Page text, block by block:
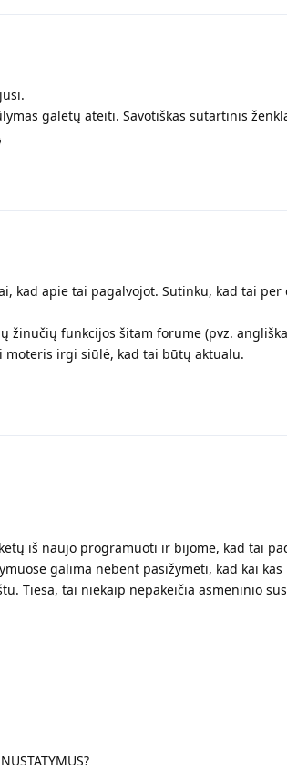
galėtų ateiti. Savotiškas sutartinis
kad apie tai pagalvojot. Sutinku, kad tai
žinučių funkcijos šitam forume (pvz.
moteris irgi siūlė, kad tai būtų aktualu.
iš naujo programuoti ir bijome, kad tai
galima nebent pasižymėti, kad kai
Tiesa, tai niekaip nepakeičia asmeninio